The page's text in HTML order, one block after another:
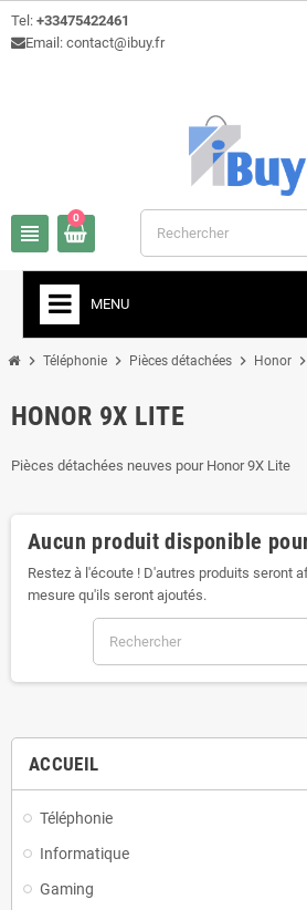
Tel: +33475422461
Email: contact@ibuy.fr
view_headline
0
MENU
chevron_right Téléphonie chevron_right Pièces détachées chevron_right Honor chevron_right
ACCUEIL
Téléphonie
Informatique
Gaming
HONOR 9X LITE
Pièces détachées neuves pour Honor 9X Lite
Aucun produit disponible
Restez à l'écoute ! D'autres produits seront
mesure qu'ils seront ajoutés.